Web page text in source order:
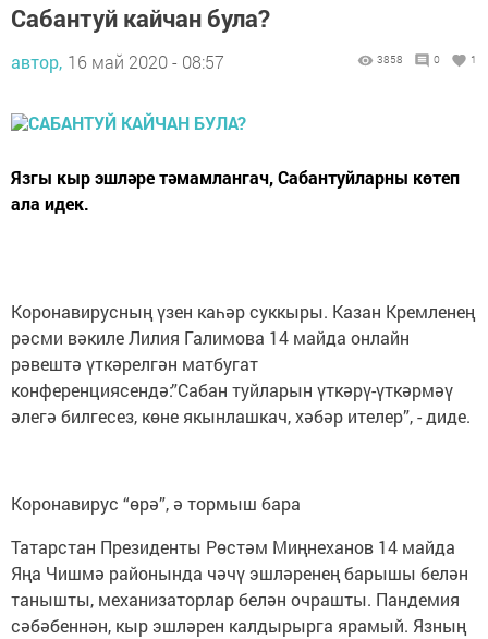
Сабантуй кайчан була?
автор, 16 май 2020 - 08:57 3858 0 1
Язгы кыр эшләре тәмамлангач, Сабантуйларны көтеп
ала идек.
Коронавирусның үзен каһәр суккыры. Казан Кремленең
рәсми вәкиле Лилия Галимова 14 майда онлайн
рәвештә үткәрелгән матбугат
конференциясендә:”Сабан туйларын үткәрү-үткәрмәү
әлегә билгесез, көне якынлашкач, хәбәр ителер”, - диде.
Коронавирус “өрә”, ә тормыш бара
Татарстан Президенты Рөстәм Миңнеханов 14 майда
Яңа Чишмә районында чәчү эшләренең барышы белән
танышты, механизаторлар белән очрашты. Пандемия
сәбәбеннән, кыр эшләрен калдырырга ярамый. Язның